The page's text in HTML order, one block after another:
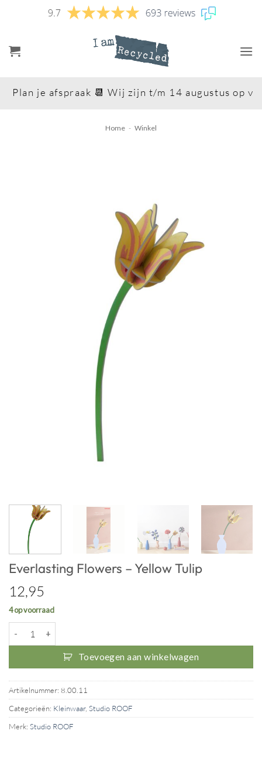
Plan je afspraak 📆 Wij zijn t/m 14 augustus op
Home - Winkel
Everlasting Flowers – Yellow Tulip
12,95
4 op voorraad
Toevoegen aan winkelwagen
Artikelnummer: 8.00.11
Categorieën: Kleinwaar, Studio ROOF
Merk: Studio ROOF